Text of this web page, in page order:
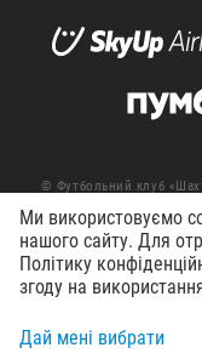
© Футбольний клуб
Умови
Меню
Ми використовуємо
нашого сайту. Для
Політику
згоду на
Дай мені вибрати